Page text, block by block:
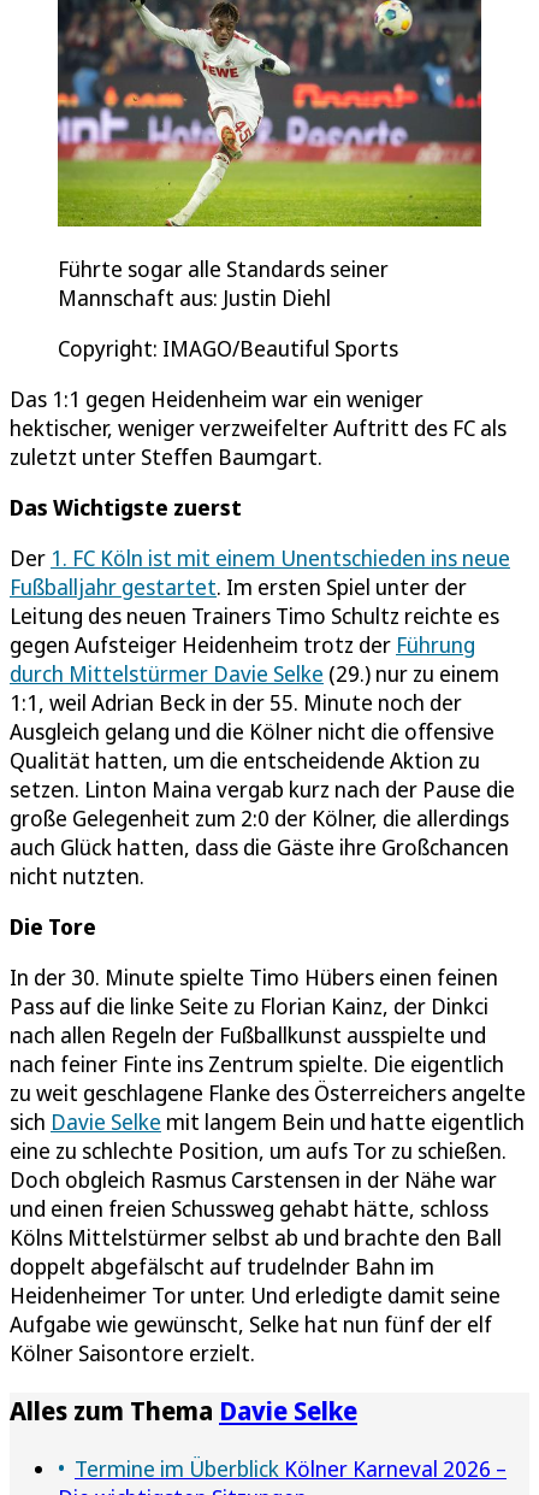
Führte sogar alle Standards seiner
Mannschaft aus: Justin Diehl
Copyright: IMAGO/Beautiful Sports
Das 1:1 gegen Heidenheim war ein weniger
hektischer, weniger verzweifelter Auftritt des FC als
zuletzt unter Steffen Baumgart.
Das Wichtigste zuerst
Der 1. FC Köln ist mit einem Unentschieden ins neue
Fußballjahr gestartet. Im ersten Spiel unter der
Leitung des neuen Trainers Timo Schultz reichte es
gegen Aufsteiger Heidenheim trotz der Führung
durch Mittelstürmer Davie Selke (29.) nur zu einem
1:1, weil Adrian Beck in der 55. Minute noch der
Ausgleich gelang und die Kölner nicht die offensive
Qualität hatten, um die entscheidende Aktion zu
setzen. Linton Maina vergab kurz nach der Pause die
große Gelegenheit zum 2:0 der Kölner, die allerdings
auch Glück hatten, dass die Gäste ihre Großchancen
nicht nutzten.
Die Tore
In der 30. Minute spielte Timo Hübers einen feinen
Pass auf die linke Seite zu Florian Kainz, der Dinkci
nach allen Regeln der Fußballkunst ausspielte und
nach feiner Finte ins Zentrum spielte. Die eigentlich
zu weit geschlagene Flanke des Österreichers angelte
sich Davie Selke mit langem Bein und hatte eigentlich
eine zu schlechte Position, um aufs Tor zu schießen.
Doch obgleich Rasmus Carstensen in der Nähe war
und einen freien Schussweg gehabt hätte, schloss
Kölns Mittelstürmer selbst ab und brachte den Ball
doppelt abgefälscht auf trudelnder Bahn im
Heidenheimer Tor unter. Und erledigte damit seine
Aufgabe wie gewünscht, Selke hat nun fünf der elf
Kölner Saisontore erzielt.
Alles zum Thema Davie Selke
Termine im Überblick Kölner Karneval 2026 –